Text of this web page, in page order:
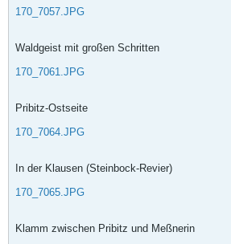
170_7057.JPG
Waldgeist mit großen Schritten
170_7061.JPG
Pribitz-Ostseite
170_7064.JPG
In der Klausen (Steinbock-Revier)
170_7065.JPG
Klamm zwischen Pribitz und Meßnerin